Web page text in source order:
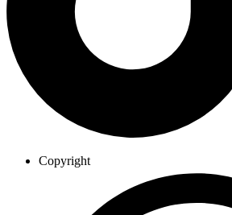
Copyright